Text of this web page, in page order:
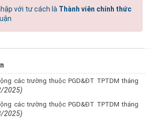
với tư cách là Thành viên chính thức
các trường thuộc PGD&ĐT TPTDM tháng
2025)
các trường thuộc PGD&ĐT TPTDM tháng
2025)